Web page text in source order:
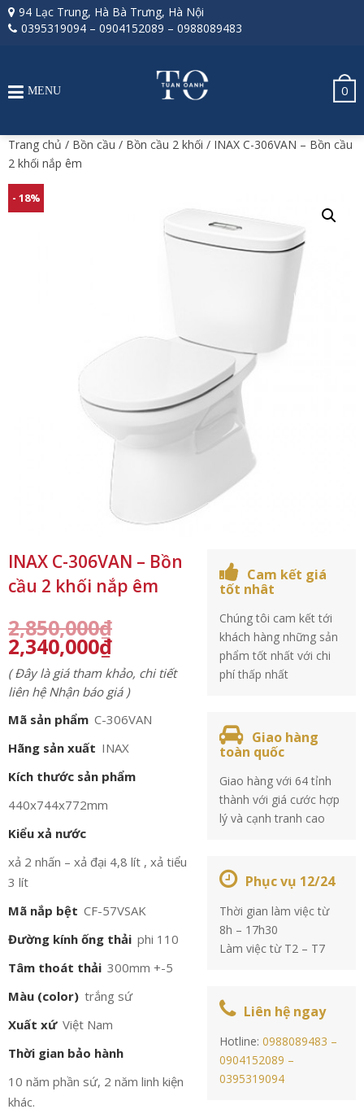
94 Lạc Trung, Hà Bà Trưng, Hà Nội
0395319094 – 0904152089 – 0988089483
0
MENU
Trang chủ / Bồn cầu / Bồn cầu 2 khối / INAX C-306VAN – Bồn cầu
2 khối nắp êm
- 18%
INAX C-306VAN – Bồn
cầu 2 khối nắp êm
2,850,000₫
2,340,000₫
( Đây là giá tham khảo, chi tiết
liên hệ Nhận báo giá )
Mã sản phẩm C-306VAN
Hãng sản xuất INAX
Kích thước sản phẩm
440x744x772mm
Kiểu xả nước
xả 2 nhấn – xả đại 4,8 lít , xả tiểu
3 lít
Mã nắp bệt CF-57VSAK
Đường kính ống thải phi 110
Tâm thoát thải 300mm +-5
Màu (color) trắng sứ
Xuất xứ Việt Nam
Thời gian bảo hành
10 năm phần sứ, 2 năm linh kiện
khác.
Cam kết giá
tốt nhât
Chúng tôi cam kết tới
khách hàng những sản
phẩm tốt nhất với chi
phí thấp nhất
Giao hàng
toàn quốc
Giao hàng với 64 tỉnh
thành với giá cước hợp
lý và cạnh tranh cao
Phục vụ 12/24
Thời gian làm việc từ
8h – 17h30
Làm việc từ T2 – T7
Liên hệ ngay
Hotline:0988089483 –
0904152089 –
0395319094